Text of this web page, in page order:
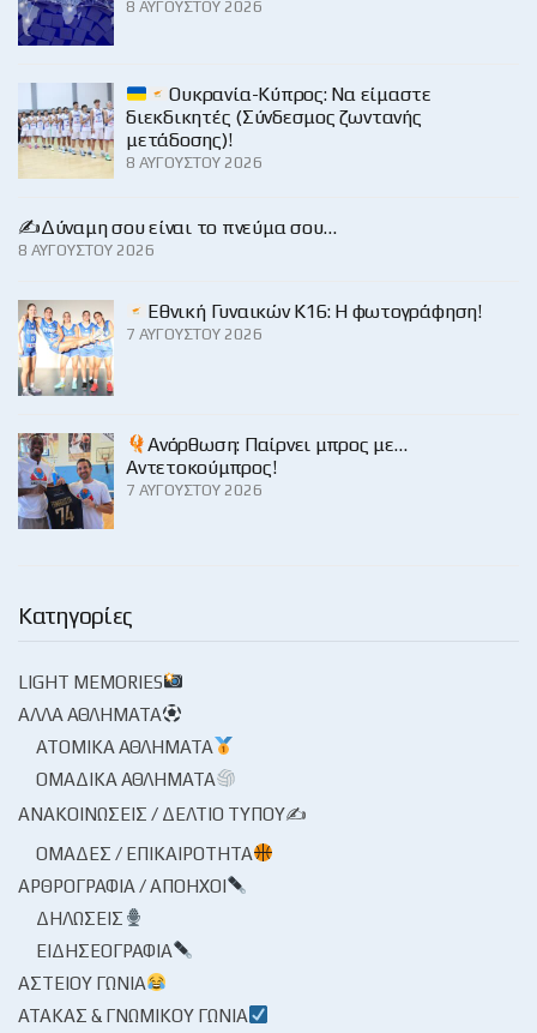
8 ΑΥΓΟΎΣΤΟΥ 2026
Ουκρανία-Κύπρος: Να είμαστε
διεκδικητές (Σύνδεσμος ζωντανής
μετάδοσης)!
8 ΑΥΓΟΎΣΤΟΥ 2026
✍️Δύναμη σου είναι το πνεύμα σου…
8 ΑΥΓΟΎΣΤΟΥ 2026
Εθνική Γυναικών Κ16: Η φωτογράφηση!
7 ΑΥΓΟΎΣΤΟΥ 2026
Ανόρθωση: Παίρνει μπρος με…
Αντετοκούμπρος!
7 ΑΥΓΟΎΣΤΟΥ 2026
Κατηγορίες
LIGHT MEMORIES
ΆΛΛΑ ΑΘΛΉΜΑΤΑ
ΑΤΟΜΙΚΆ ΑΘΛΉΜΑΤΑ
ΟΜΑΔΙΚΆ ΑΘΛΉΜΑΤΑ
ΑΝΑΚΟΙΝΏΣΕΙΣ / ΔΕΛΤΊΟ ΤΎΠΟΥ✍
ΟΜΆΔΕΣ / ΕΠΙΚΑΙΡΌΤΗΤΑ
ΑΡΘΡΟΓΡΑΦΊΑ / ΑΠΌΗΧΟΙ
ΔΗΛΏΣΕΙΣ
ΕΙΔΗΣΕΟΓΡΑΦΊΑ
ΑΣΤΕΊΟΥ ΓΩΝΊΑ
ΑΤΆΚΑΣ & ΓΝΩΜΙΚΟΎ ΓΩΝΊΑ